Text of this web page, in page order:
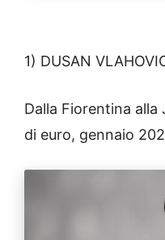
1) DUSAN
Dalla Fiorentina
di euro, gennaio